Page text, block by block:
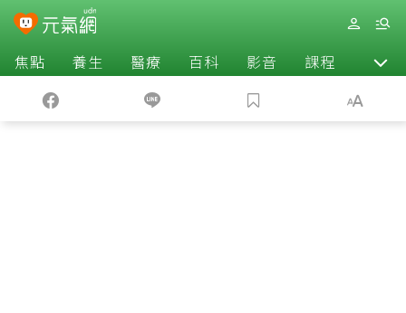
焦點 養生 醫療 百科 影音 課程 退休